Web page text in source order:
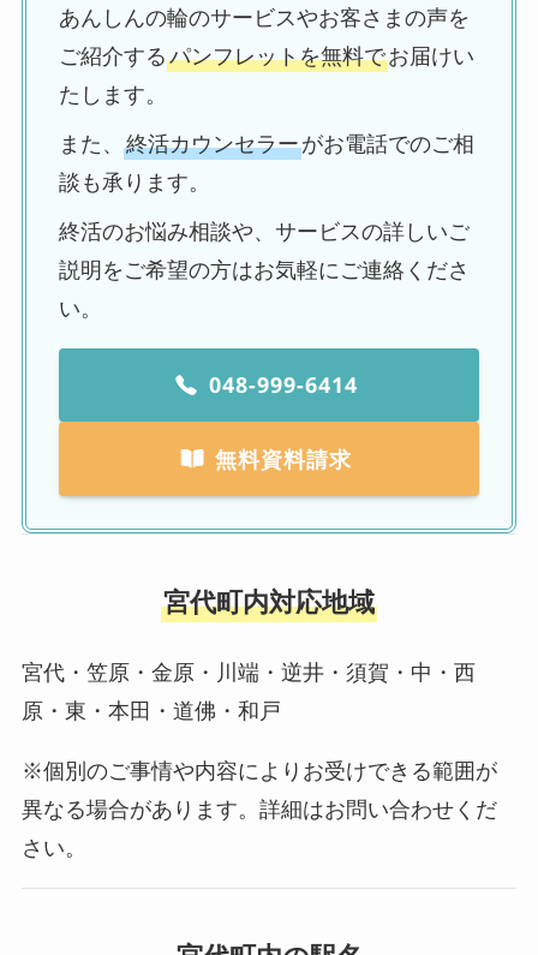
あんしんの輪のサービスやお客さまの声を
ご紹介するパンフレットを無料でお届けい
たします。
また、 終活カウンセラーがお電話でのご相
談も承ります。
終活のお悩み相談や、サービスの詳しいご
説明をご希望の方はお気軽にご連絡くださ
い。
048-999-6414
無料資料請求
宮代町内対応地域
宮代・笠原・金原・川端・逆井・須賀・中・西
原・東・本田・道佛・和戸
※個別のご事情や内容によりお受けできる範囲が
異なる場合があります。詳細はお問い合わせくだ
さい。